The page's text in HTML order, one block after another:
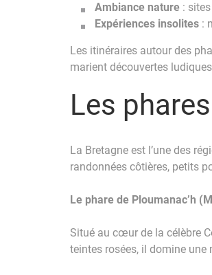
Ambiance nature :
Expériences insolites :
Les itinéraires autour des
marient découvertes
Les
La Bretagne est l’une des
randonnées côtières, petits
Le phare de Ploumanac’h
Situé au cœur de la célèbre
teintes rosées, il domine